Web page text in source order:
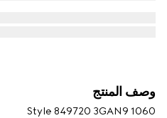
وصف المنتج
Style ‎849720 3GAN9 1060